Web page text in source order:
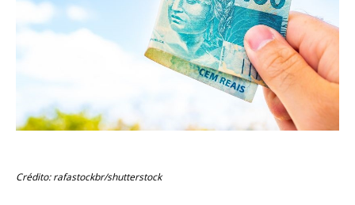
Crédito: rafastockbr/shutterstock